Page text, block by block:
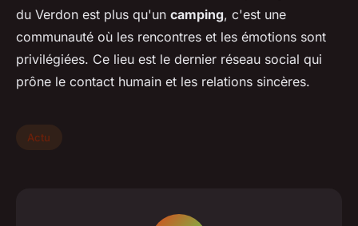
du Verdon est plus qu'un camping, c'est une
communauté où les rencontres et les émotions sont
privilégiées. Ce lieu est le dernier réseau social qui
prône le contact humain et les relations sincères.
Actu